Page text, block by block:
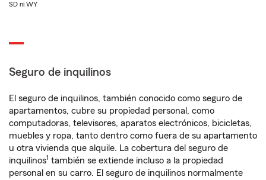
SD ni WY
Seguro de inquilinos
El seguro de inquilinos, también conocido como seguro de
apartamentos, cubre su propiedad personal, como
computadoras, televisores, aparatos electrónicos, bicicletas,
muebles y ropa, tanto dentro como fuera de su apartamento
u otra vivienda que alquile. La cobertura del seguro de
inquilinos1 también se extiende incluso a la propiedad
personal en su carro. El seguro de inquilinos normalmente